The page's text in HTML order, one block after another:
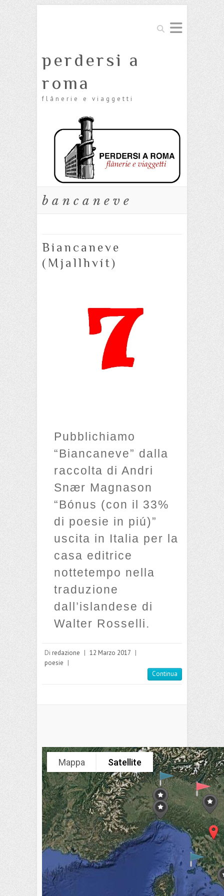
Cerca
perdersi a
roma
flânerie e viaggetti
bancaneve
Biancaneve
(Mjallhvít)
Pubblichiamo
“Biancaneve” dalla
raccolta di Andri
Snær Magnason
“Bónus (con il 33%
di poesie in piú)”
uscita in Italia per la
casa editrice
nottetempo nella
traduzione
dall’islandese di
Walter Rosselli.
Di redazione | 12 Marzo 2017 |
poesie |
Continua
Mappa Satellite